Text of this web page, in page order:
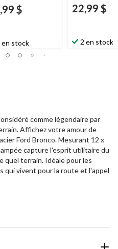
$
en stock
22,99 $
2 en stock
comme légendaire par
Affichez votre amour de
Ford Bronco. Mesurant 12 x
capture l'esprit utilitaire du
quel terrain. Idéale pour les
qui vivent pour la route et l'appel